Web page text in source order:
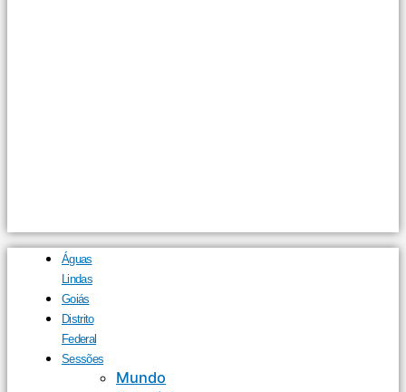
Águas
Lindas
Goiás
Distrito
Federal
Sessões
Mundo